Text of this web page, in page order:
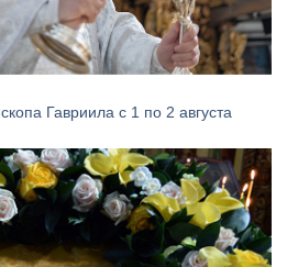
Гавриила с 1 по 2 августа